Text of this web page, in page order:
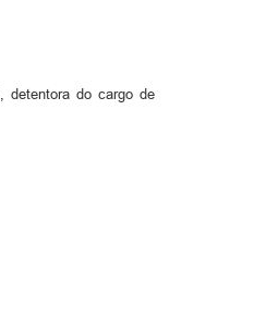
, detentora do cargo de